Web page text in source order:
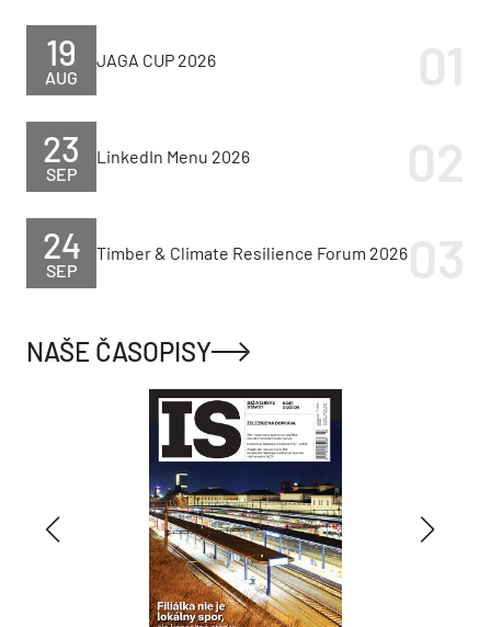
AUG
19 JAGA CUP 2026
SEP
23 LinkedIn Menu 2026
SEP
24 Timber & Climate Resilience Forum 2026
NAŠE ČASOPISY